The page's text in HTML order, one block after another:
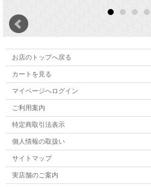
6%以下
水分15%以下 381kcal/100g
※完全無添加のため、開封後は冷蔵庫などに
お店のトップへ戻る
カートを見る
マイページへログイン
ご利用案内
特定商取引法表示
個人情報の取扱い
サイトマップ
実店舗のご案内